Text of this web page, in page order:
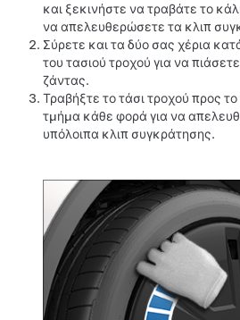
και ξεκινήστε να τραβάτε το
να απελευθερώσετε τα κλιπ
Σύρετε και τα δύο σας χέρια
του τασιού τροχού για να
ζάντας.
Τραβήξτε το τάσι τροχού προς
τμήμα κάθε φορά για να
υπόλοιπα κλιπ συγκράτησης.